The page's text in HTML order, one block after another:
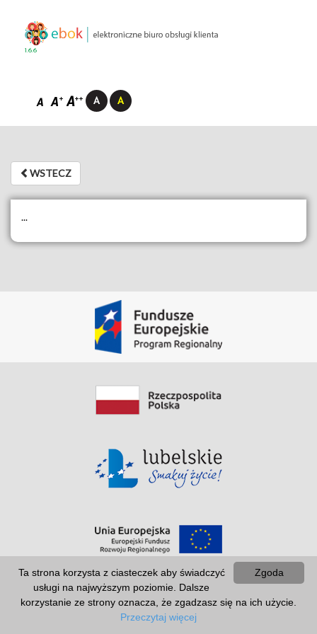
1.6.6
WSTECZWSTECZ
...
Zgoda
Ta strona korzysta z ciasteczek aby świadczyć
usługi na najwyższym poziomie. Dalsze
korzystanie ze strony oznacza, że zgadzasz się na ich użycie.
Przeczytaj więcej